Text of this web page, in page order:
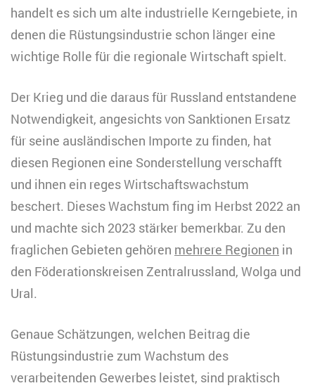
handelt es sich um alte industrielle Kerngebiete, in
denen die Rüstungsindustrie schon länger eine
wichtige Rolle für die regionale Wirtschaft spielt.
Der Krieg und die daraus für Russland entstandene
Notwendigkeit, angesichts von Sanktionen Ersatz
für seine ausländischen Importe zu finden, hat
diesen Regionen eine Sonderstellung verschafft
und ihnen ein reges Wirtschaftswachstum
beschert. Dieses Wachstum fing im Herbst 2022 an
und machte sich 2023 stärker bemerkbar. Zu den
fraglichen Gebieten gehören mehrere Regionen in
den Föderationskreisen Zentralrussland, Wolga und
Ural.
Genaue Schätzungen, welchen Beitrag die
Rüstungsindustrie zum Wachstum des
verarbeitenden Gewerbes leistet, sind praktisch